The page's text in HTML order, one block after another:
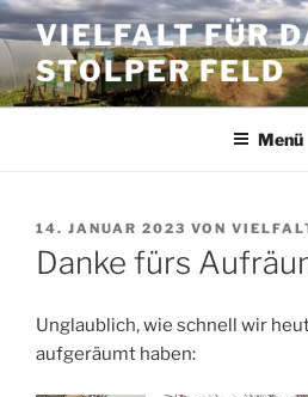
Zum
Inhalt
springen
VIELFALT FÜR
STOLPER FELD
Menü
VERÖFFENTLICHT
AM
14. JANUAR 2023 VON
Danke fürs
Unglaublich, wie schnell wir
aufgeräumt haben: